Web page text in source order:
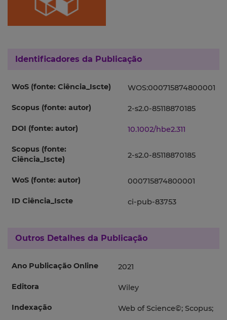
Identificadores da Publicação
WoS (fonte: Ciência_Iscte) WOS:000715874800001
Scopus (fonte: autor) 2-s2.0-85118870185
DOI (fonte: autor) 10.1002/hbe2.311
Scopus (fonte:
Ciência_Iscte)
2-s2.0-85118870185
WoS (fonte: autor) 000715874800001
ID Ciência_Iscte ci-pub-83753
Outros Detalhes da Publicação
Ano Publicação Online 2021
Editora Wiley
Indexação Web of Science©; Scopus;